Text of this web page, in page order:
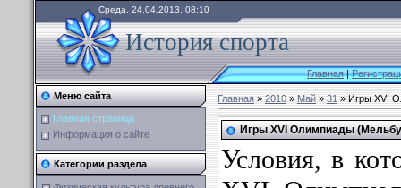
Среда, 24.04.2013, 08:10
История спорта
Главная|
Меню сайта
Главная страница
Информация о сайте
Категории раздела
Главная»2010»Май»31» Игры XVI
Игры XVI Олимпиады
Условия, в